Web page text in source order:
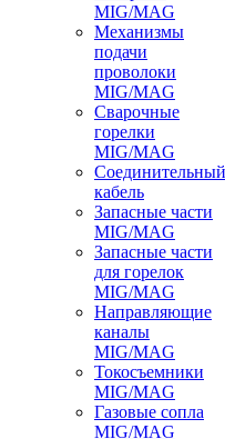
MIG/MAG
Механизмы
подачи
проволоки
MIG/MAG
Сварочные
горелки
MIG/MAG
Соединительный
кабель
Запасные части
MIG/MAG
Запасные части
для горелок
MIG/MAG
Направляющие
каналы
MIG/MAG
Токосъемники
MIG/MAG
Газовые сопла
MIG/MAG